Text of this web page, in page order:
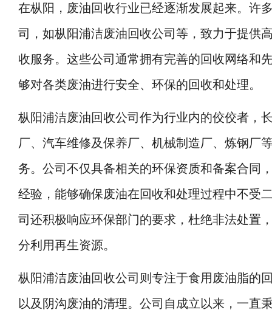
在枞阳，废油回收行业已经逐渐发展起来。许
司，如枞阳浦洁废油回收公司等，致力于提供
收服务。这些公司通常拥有完善的回收网络和
够对各类废油进行安全、环保的回收和处理。
枞阳浦洁废油回收公司作为行业内的佼佼者，
厂、汽车维修及保养厂、机械制造厂、炼钢厂
务。公司不仅具备相关的环保资质和备案合同
经验，能够确保废油在回收和处理过程中不受
司还积极响应环保部门的要求，杜绝非法处置
分利用再生资源。
枞阳浦洁废油回收公司 则专注于食用废油脂的
以及阴沟废油的清理。公司自成立以来，一直